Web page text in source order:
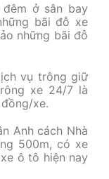
ở sân bay
bãi đỗ xe
những bãi đỗ
vụ trông giữ
xe 24/7 là
xe.
Anh cách Nhà
500m, có xe
ô tô hiện nay